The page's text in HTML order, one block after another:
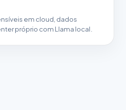
em cloud, dados
próprio com Llama local.